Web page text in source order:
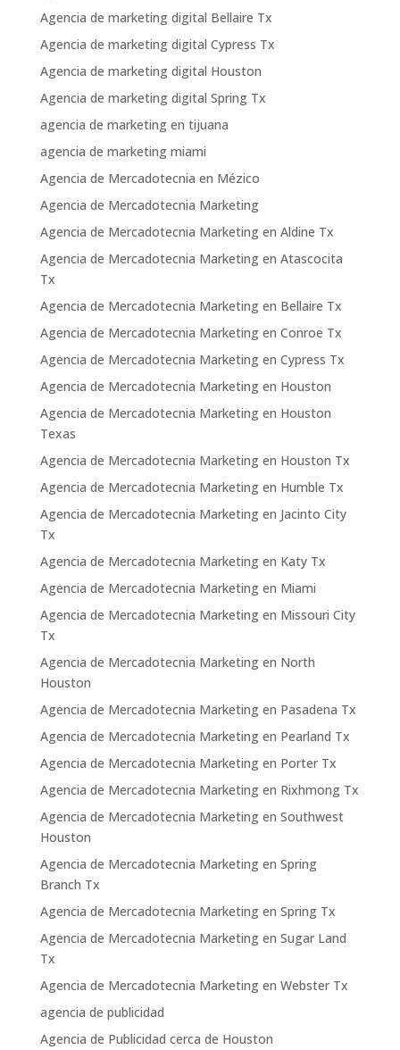
Agencia de marketing digital Bellaire Tx
Agencia de marketing digital Cypress Tx
Agencia de marketing digital Houston
Agencia de marketing digital Spring Tx
agencia de marketing en tijuana
agencia de marketing miami
Agencia de Mercadotecnia en Mézico
Agencia de Mercadotecnia Marketing
Agencia de Mercadotecnia Marketing en Aldine Tx
Agencia de Mercadotecnia Marketing en Atascocita
Tx
Agencia de Mercadotecnia Marketing en Bellaire Tx
Agencia de Mercadotecnia Marketing en Conroe Tx
Agencia de Mercadotecnia Marketing en Cypress Tx
Agencia de Mercadotecnia Marketing en Houston
Agencia de Mercadotecnia Marketing en Houston
Texas
Agencia de Mercadotecnia Marketing en Houston Tx
Agencia de Mercadotecnia Marketing en Humble Tx
Agencia de Mercadotecnia Marketing en Jacinto City
Tx
Agencia de Mercadotecnia Marketing en Katy Tx
Agencia de Mercadotecnia Marketing en Miami
Agencia de Mercadotecnia Marketing en Missouri City
Tx
Agencia de Mercadotecnia Marketing en North
Houston
Agencia de Mercadotecnia Marketing en Pasadena Tx
Agencia de Mercadotecnia Marketing en Pearland Tx
Agencia de Mercadotecnia Marketing en Porter Tx
Agencia de Mercadotecnia Marketing en Rixhmong Tx
Agencia de Mercadotecnia Marketing en Southwest
Houston
Agencia de Mercadotecnia Marketing en Spring
Branch Tx
Agencia de Mercadotecnia Marketing en Spring Tx
Agencia de Mercadotecnia Marketing en Sugar Land
Tx
Agencia de Mercadotecnia Marketing en Webster Tx
agencia de publicidad
Agencia de Publicidad cerca de Houston